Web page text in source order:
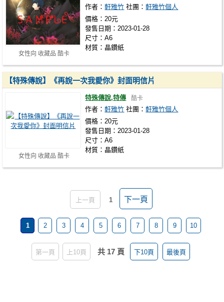
女性向 收藏品 酷卡
作者：軒雅竹 社團：軒雅竹個人
價格：20元
發售日期：2023-01-28
尺寸：A6
材質：晶鑽紙
女性向 收藏品 酷卡
【特殊傳說】《再說一次我愛你》封面明信片
特殊傳說,特傳 酷卡
作者：軒雅竹 社團：軒雅竹個人
價格：20元
發售日期：2023-01-28
尺寸：A6
材質：晶鑽紙
上一頁 1 下一頁
1 2 3 4 5 6 7 8 9 10
第一頁 上10頁 共 17 頁 下10頁 最後頁